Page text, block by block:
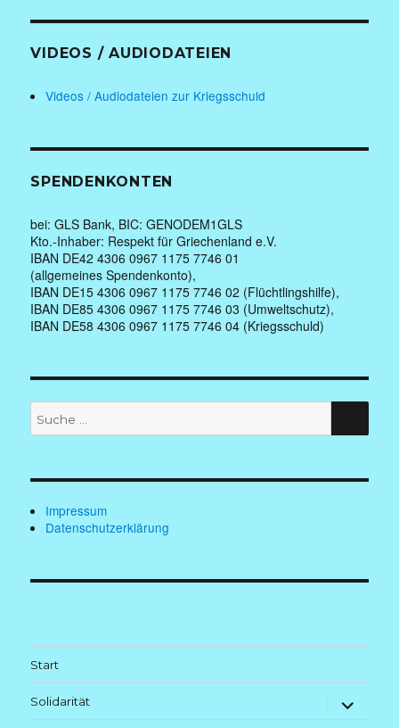
VIDEOS / AUDIODATEIEN
Videos / Audiodateien zur Kriegsschuld
SPENDENKONTEN
bei: GLS Bank, BIC: GENODEM1GLS
Kto.-Inhaber: Respekt für Griechenland e.V.
IBAN DE42 4306 0967 1175 7746 01
(allgemeines Spendenkonto),
IBAN DE15 4306 0967 1175 7746 02 (Flüchtlingshilfe),
IBAN DE85 4306 0967 1175 7746 03 (Umweltschutz),
IBAN DE58 4306 0967 1175 7746 04 (Kriegsschuld)
nach:
Impressum
Datenschutzerklärung
Start
Solidarität
Untermenü
anzeigen